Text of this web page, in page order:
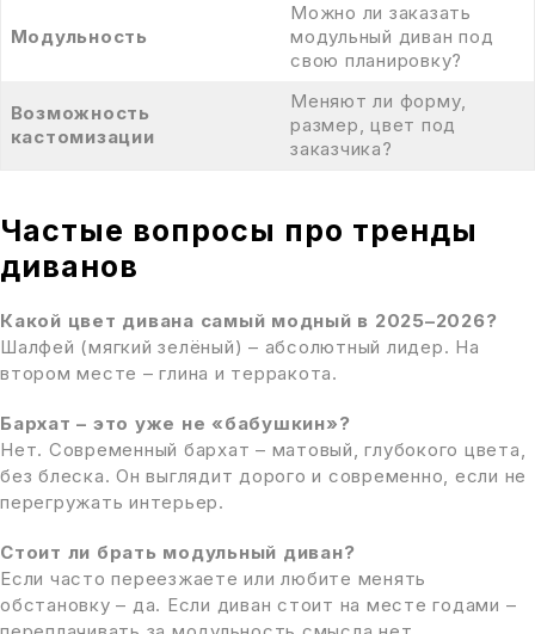
Модульность
Можно ли заказать
модульный диван под
свою планировку?
Возможность
кастомизации
Меняют ли форму,
размер, цвет под
заказчика?
Частые вопросы про тренды
диванов
Какой цвет дивана самый модный в 2025–2026?
Шалфей (мягкий зелёный) – абсолютный лидер. На
втором месте – глина и терракота.
Бархат – это уже не «бабушкин»?
Нет. Современный бархат – матовый, глубокого цвета,
без блеска. Он выглядит дорого и современно, если не
перегружать интерьер.
Стоит ли брать модульный диван?
Если часто переезжаете или любите менять
обстановку – да. Если диван стоит на месте годами –